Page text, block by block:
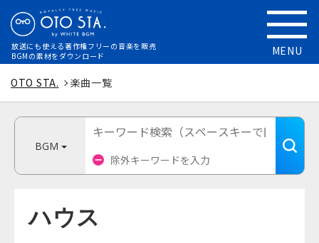
放送にも使える著作権フリーの音楽を販売
BGMの素材をダウンロード
MENU
OTO STA. 楽曲一覧
BGM
ハウス